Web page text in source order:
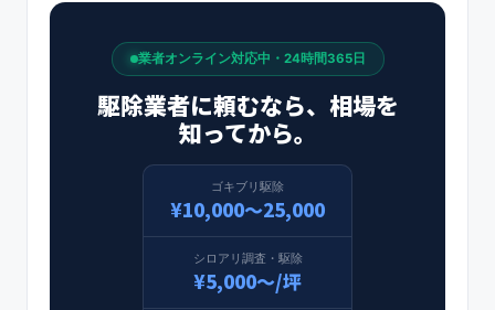
業者オンライン対応中・24時間365日
駆除業者に頼むなら、相場を
知ってから。
ゴキブリ駆除
¥10,000〜25,000
シロアリ調査・駆除
¥5,000〜/坪